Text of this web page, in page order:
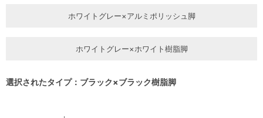
ホワイトグレー×アルミポリッシュ脚
ホワイトグレー×ホワイト樹脂脚
選択されたタイプ：ブラック×ブラック樹脂脚